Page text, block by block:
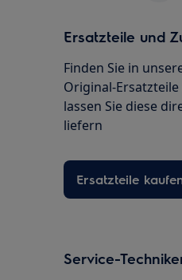
Ersatzteile und
Finden Sie in
Original-
lassen Sie diese
liefern
Ersatzteile
Service-